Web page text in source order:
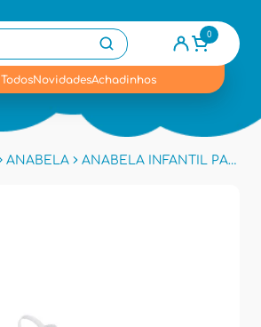
0
TodosNovidadesAchadinhos
ANABELA ANABELA INFANTIL PAMPILI 733001 - Branco